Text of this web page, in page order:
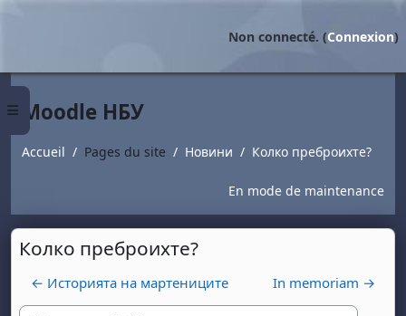
Panneau latéral
Non connecté. (Connexion)
Moodle НБУ
Accueil Pages du site Новини Колко преброихте?
En mode de maintenance
Колко преброихте?
← Историята на мартениците In memoriam →